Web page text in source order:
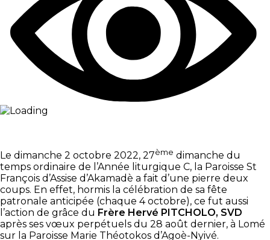
Le dimanche 2 octobre 2022, 27ème dimanche du
temps ordinaire de l’Année liturgique C, la Paroisse St
François d’Assise d’Akamadè a fait d’une pierre deux
coups. En effet, hormis la célébration de sa fête
patronale anticipée (chaque 4 octobre), ce fut aussi
l’action de grâce du Frère Hervé PITCHOLO, SVD
après ses vœux perpétuels du 28 août dernier, à Lomé
sur la Paroisse Marie Théotokos d’Agoè-Nyivé.